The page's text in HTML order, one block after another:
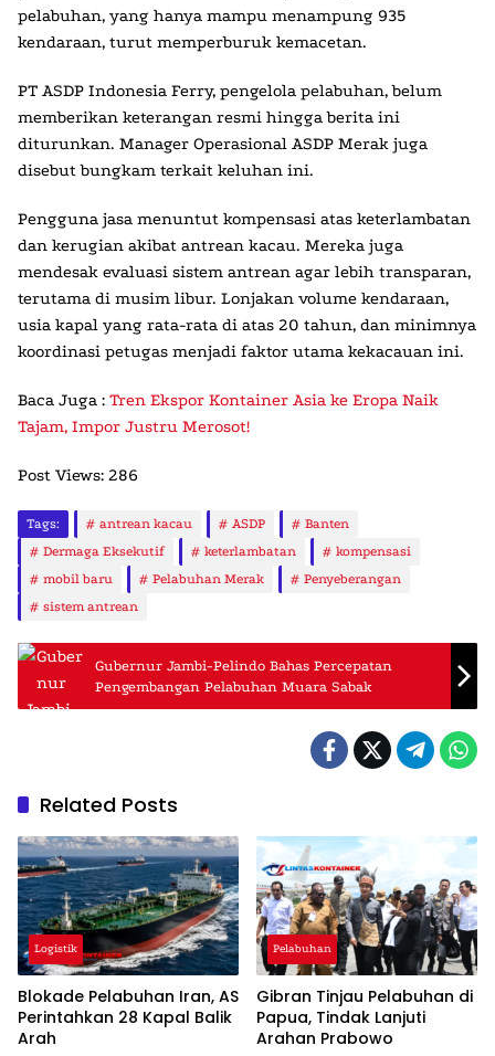
pelabuhan, yang hanya mampu menampung 935
kendaraan, turut memperburuk kemacetan.
PT ASDP Indonesia Ferry, pengelola pelabuhan, belum
memberikan keterangan resmi hingga berita ini
diturunkan. Manager Operasional ASDP Merak juga
disebut bungkam terkait keluhan ini.
Pengguna jasa menuntut kompensasi atas keterlambatan
dan kerugian akibat antrean kacau. Mereka juga
mendesak evaluasi sistem antrean agar lebih transparan,
terutama di musim libur. Lonjakan volume kendaraan,
usia kapal yang rata-rata di atas 20 tahun, dan minimnya
koordinasi petugas menjadi faktor utama kekacauan ini.
Baca Juga : Tren Ekspor Kontainer Asia ke Eropa Naik
Tajam, Impor Justru Merosot!
Post Views: 286
Tags: antrean kacau ASDP
Banten
Dermaga Eksekutif
keterlambatan
kompensasi
mobil baru
Pelabuhan Merak
Penyeberangan
sistem antrean
Gubernur Jambi-Pelindo Bahas Percepatan
Pengembangan Pelabuhan Muara Sabak
Related Posts
Logistik
Blokade Pelabuhan Iran, AS
Perintahkan 28 Kapal Balik
Arah
Pelabuhan
Gibran Tinjau Pelabuhan di
Papua, Tindak Lanjuti
Arahan Prabowo